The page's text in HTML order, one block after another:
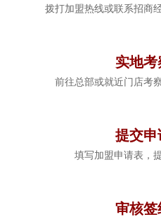
拨打加盟热线或联系招商
实地考
前往总部或就近门店考
提交申
填写加盟申请表，
审核签